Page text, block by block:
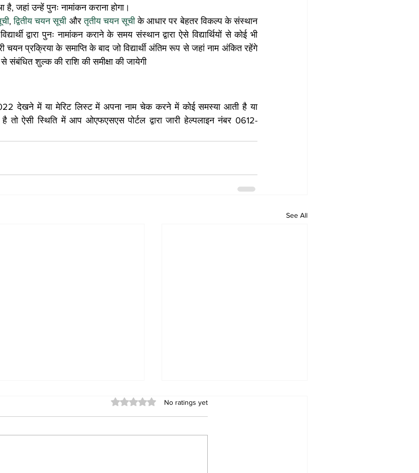
जहां उन्हें पुनः नामांकन कराना होगा।
, द्वितीय चयन सूची और तृतीय चयन सूची के आधार पर बेहतर विकल्प के संस्थान
द्वारा पुनः नामांकन कराने के समय संस्थान द्वारा ऐसे विद्यार्थियों से कोई भी
चयन प्रक्रिया के समाप्ति के बाद जो विद्यार्थी अंतिम रूप से जहां नाम अंकित रहेंगे
संबंधित शुल्क की राशि की समीक्षा की जायेगी
देखने में या मेरिट लिस्ट में अपना नाम चेक करने में कोई समस्या आती है या
तो ऐसी स्थिति में आप ओएफएसएस पोर्टल द्वारा जारी हेल्पलाइन नंबर 0612-
See All
Rated 0 out of 5 stars.
No ratings yet